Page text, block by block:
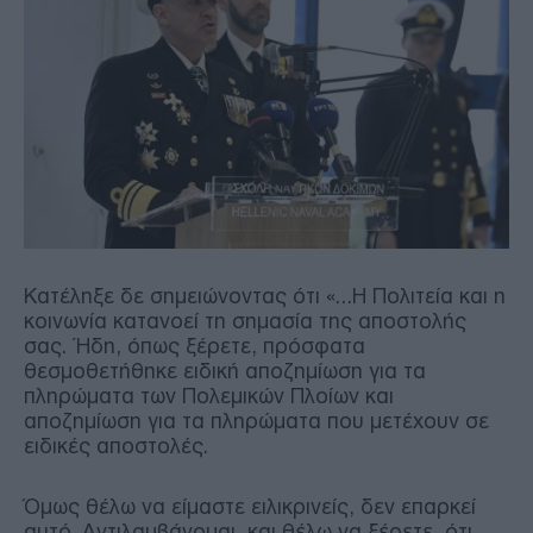
Κατέληξε δε σημειώνοντας ότι «…Η Πολιτεία και η
κοινωνία κατανοεί τη σημασία της αποστολής
σας. Ήδη, όπως ξέρετε, πρόσφατα
θεσμοθετήθηκε ειδική αποζημίωση για τα
πληρώματα των Πολεμικών Πλοίων και
αποζημίωση για τα πληρώματα που μετέχουν σε
ειδικές αποστολές.
Όμως θέλω να είμαστε ειλικρινείς, δεν επαρκεί